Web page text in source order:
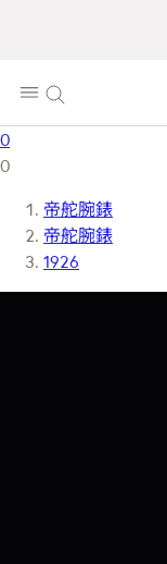
0
0
帝舵腕錶
帝舵腕錶
1926